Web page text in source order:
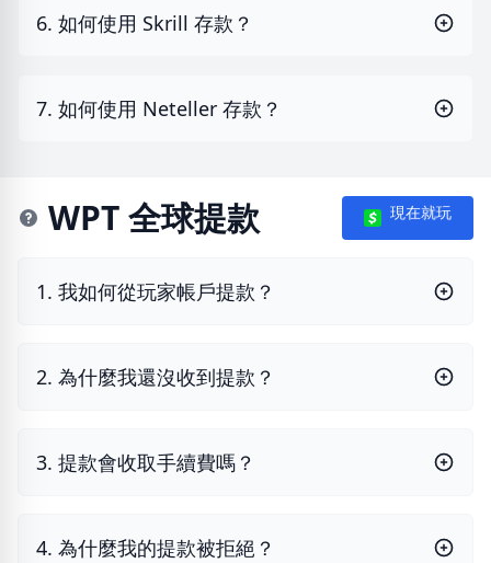
6. 如何使用 Skrill 存款？
7. 如何使用 Neteller 存款？
WPT 全球提款 現在就玩
1. 我如何從玩家帳戶提款？
2. 為什麼我還沒收到提款？
3. 提款會收取手續費嗎？
4. 為什麼我的提款被拒絕？